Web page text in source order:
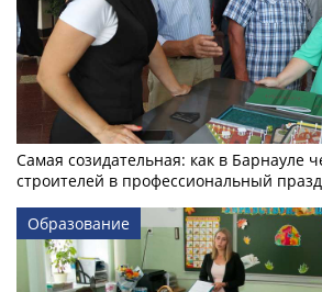
Самая созидательная: как в Барнауле
строителей в профессиональный
Образование